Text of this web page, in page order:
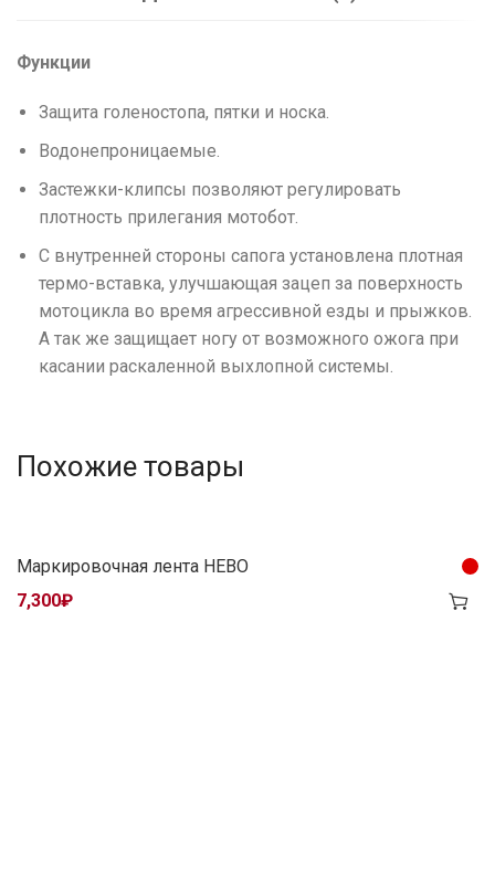
Функции
Защита голеностопа, пятки и носка.
Водонепроницаемые.
Застежки-клипсы позволяют регулировать
плотность прилегания мотобот.
С внутренней стороны сапога установлена плотная
термо-вставка, улучшающая зацеп за поверхность
мотоцикла во время агрессивной езды и прыжков.
А так же защищает ногу от возможного ожога при
касании раскаленной выхлопной системы.
Похожие товары
Маркировочная лента HEBO
7,300₽